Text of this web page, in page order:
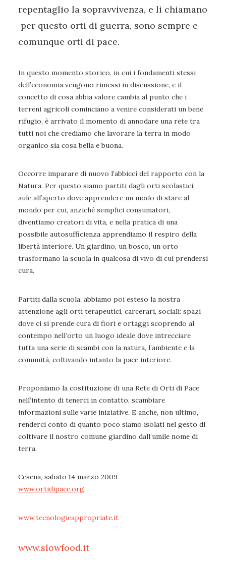
repentaglio la sopravvivenza, e li chiamano
per questo orti di guerra, sono sempre e
comunque orti di pace.
In questo momento storico, in cui i fondamenti stessi
dell’economia vengono rimessi in discussione, e il
concetto di cosa abbia valore cambia al punto che i
terreni agricoli cominciano a venire considerati un bene
rifugio, è arrivato il momento di annodare una rete tra
tutti noi che crediamo che lavorare la terra in modo
organico sia cosa bella e buona.
Occorre imparare di nuovo l’abbiccì del rapporto con la
Natura. Per questo siamo partiti dagli orti scolastici:
aule all’aperto dove apprendere un modo di stare al
mondo per cui, anziché semplici consumatori,
diventiamo creatori di vita, e nella pratica di una
possibile autosufficienza apprendiamo il respiro della
libertà interiore. Un giardino, un bosco, un orto
trasformano la scuola in qualcosa di vivo di cui prendersi
cura.
Partiti dalla scuola, abbiamo poi esteso la nostra
attenzione agli orti terapeutici, carcerari, sociali: spazi
dove ci si prende cura di fiori e ortaggi scoprendo al
contempo nell’orto un luogo ideale dove intrecciare
tutta una serie di scambi con la natura, l’ambiente e la
comunità, coltivando intanto la pace interiore.
Proponiamo la costituzione di una Rete di Orti di Pace
nell’intento di tenerci in contatto, scambiare
informazioni sulle varie iniziative. E anche, non ultimo,
renderci conto di quanto poco siamo isolati nel gesto di
coltivare il nostro comune giardino dall’umile nome di
terra.
Cesena, sabato 14 marzo 2009
www.ortidipace.org
www.tecnologieappropriate.it
www.slowfood.it